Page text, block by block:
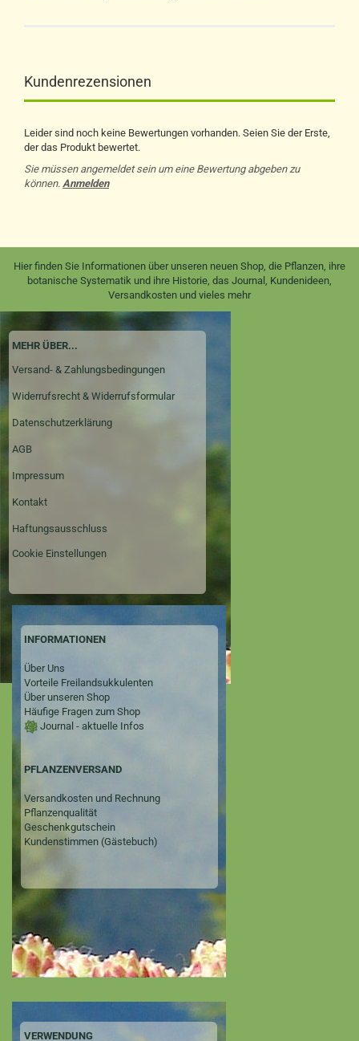
Kundenrezensionen
Leider sind noch keine Bewertungen vorhanden. Seien Sie der Erste,
der das Produkt bewertet.
Sie müssen angemeldet sein um eine Bewertung abgeben zu
können. Anmelden
Hier finden Sie Informationen über unseren neuen Shop, die Pflanzen, ihre
botanische Systematik und ihre Historie, das Journal, Kundenideen,
Versandkosten und vieles mehr
MEHR ÜBER...
Versand- & Zahlungsbedingungen
Widerrufsrecht & Widerrufsformular
Datenschutzerklärung
AGB
Impressum
Kontakt
Haftungsausschluss
Cookie Einstellungen
INFORMATIONEN
Über Uns
Vorteile Freilandsukkulenten
Über unseren Shop
Häufige Fragen zum Shop
Journal - aktuelle Infos
PFLANZENVERSAND
Versandkosten und Rechnung
Pflanzenqualität
Geschenkgutschein
Kundenstimmen (Gästebuch)
VERWENDUNG